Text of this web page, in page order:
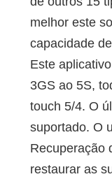
melhor este
capacidade
Este
3GS ao 5S,
touch 5/4. O
suportado. O
Recuperação
restaurar as